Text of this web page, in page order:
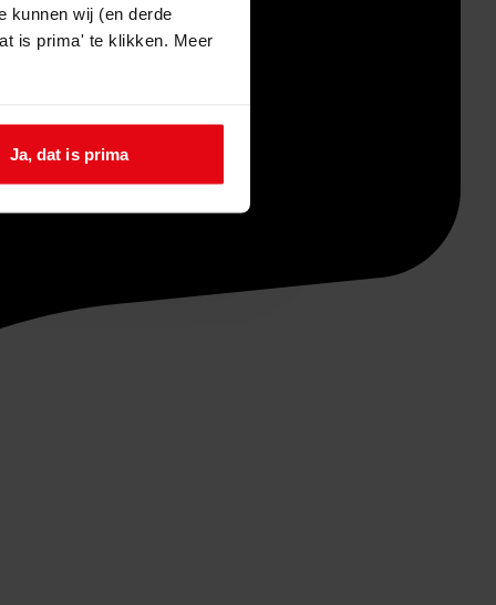
kunnen wij (en derde
is prima' te klikken. Meer
Ja, dat is prima